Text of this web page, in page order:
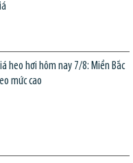
heo hơi hôm nay 7/8: Miền Bắc
mức cao